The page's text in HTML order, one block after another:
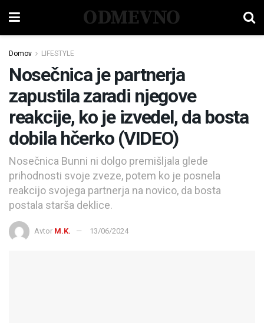
ODMEVNO
Domov LIFESTYLE
Nosečnica je partnerja
zapustila zaradi njegove
reakcije, ko je izvedel, da bosta
dobila hčerko (VIDEO)
Nosečnica Bunni ni dolgo premišljala glede
prihodnosti svoje zveze, potem ko je posnela
reakcijo svojega partnerja na novico, da bosta
postala starša deklice.
Avtor M.K. 13/06/2024